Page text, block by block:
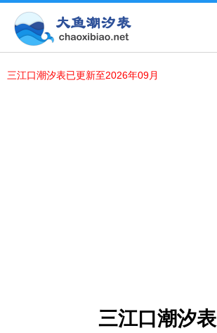
三江口潮汐表已更新至2026年09月
三江口潮汐表